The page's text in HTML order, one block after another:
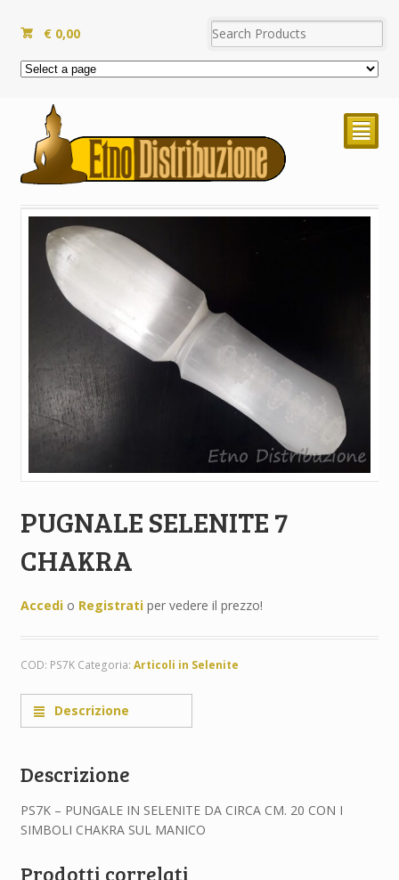
€ 0,00
²
PUGNALE SELENITE 7
CHAKRA
Accedio Registratiper vedere il prezzo!
COD: PS7K Categoria: Articoli in Selenite
Descrizione
Descrizione
PS7K – PUNGALE IN SELENITE DA CIRCA CM. 20 CON I
SIMBOLI CHAKRA SUL MANICO
Prodotti correlati